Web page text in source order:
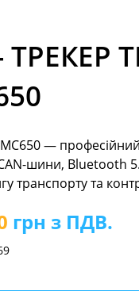
ТРЕКЕР
—
шини, Bluetooth
транспорту та
грн з ПДВ.